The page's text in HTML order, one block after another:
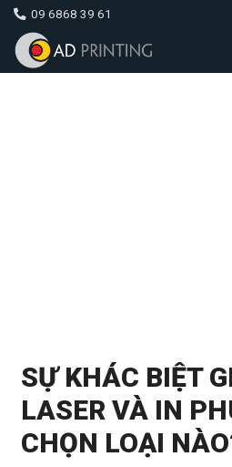
09 6868 39 61
SỰ KHÁC BIỆT
LASER VÀ IN
CHỌN LOẠI